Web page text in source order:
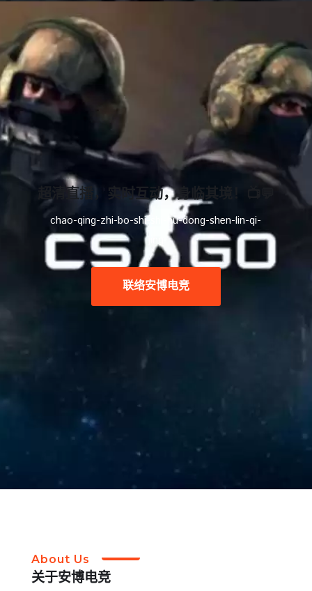
超清直播，实时互动，身临其境！📺💬
chao-qing-zhi-bo-shi-shi-hu-dong-shen-lin-qi-
联络安博电竞
About Us
关于安博电竞